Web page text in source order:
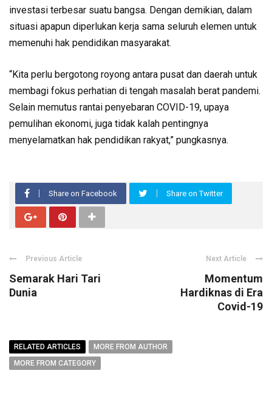
investasi terbesar suatu bangsa. Dengan demikian, dalam
situasi apapun diperlukan kerja sama seluruh elemen untuk
memenuhi hak pendidikan masyarakat.
“Kita perlu bergotong royong antara pusat dan daerah untuk
membagi fokus perhatian di tengah masalah berat pandemi.
Selain memutus rantai penyebaran COVID-19, upaya
pemulihan ekonomi, juga tidak kalah pentingnya
menyelamatkan hak pendidikan rakyat,” pungkasnya.
Share on Facebook Share on Twitter
Previous Article
Semarak Hari Tari
Dunia
Next Article
Momentum
Hardiknas di Era
Covid-19
RELATED ARTICLES
MORE FROM AUTHOR
MORE FROM CATEGORY